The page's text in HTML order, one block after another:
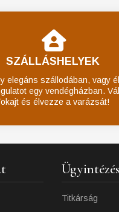
SZÁLLÁSHELYEK
elegáns szállodában, vagy
egy vendégházban.
és élvezze a varázsát!
Ügyintézés
Titkárság